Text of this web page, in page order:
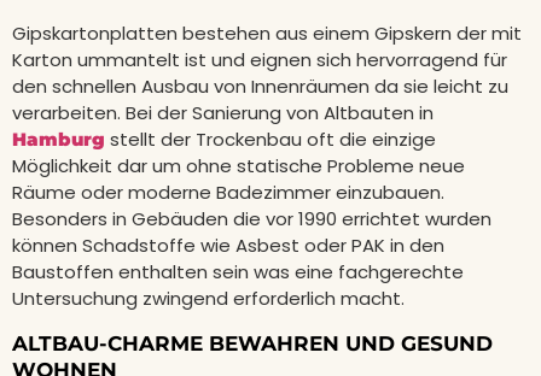
Gipskartonplatten bestehen aus einem Gipskern der mit
Karton ummantelt ist und eignen sich hervorragend für
den schnellen Ausbau von Innenräumen da sie leicht zu
verarbeiten. Bei der Sanierung von Altbauten in
Hamburg stellt der Trockenbau oft die einzige
Möglichkeit dar um ohne statische Probleme neue
Räume oder moderne Badezimmer einzubauen.
Besonders in Gebäuden die vor 1990 errichtet wurden
können Schadstoffe wie Asbest oder PAK in den
Baustoffen enthalten sein was eine fachgerechte
Untersuchung zwingend erforderlich macht.
ALTBAU-CHARME BEWAHREN UND GESUND
WOHNEN